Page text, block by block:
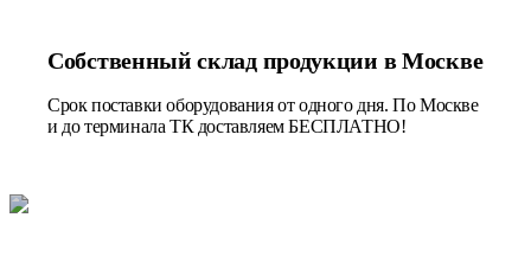
Собственный склад продукции в Москве
Срок поставки оборудования от одного дня. По Москве
и до терминала ТК доставляем БЕСПЛАТНО!